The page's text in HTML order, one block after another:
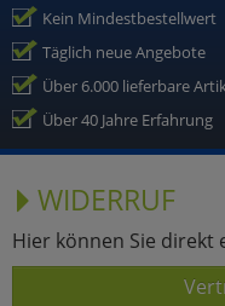
Kein Mindestbestellwert
Täglich neue Angebote
Über 6.000 lieferbare
Über 40 Jahre Erfahrung
WIDERRUF
Hier können Sie direkt